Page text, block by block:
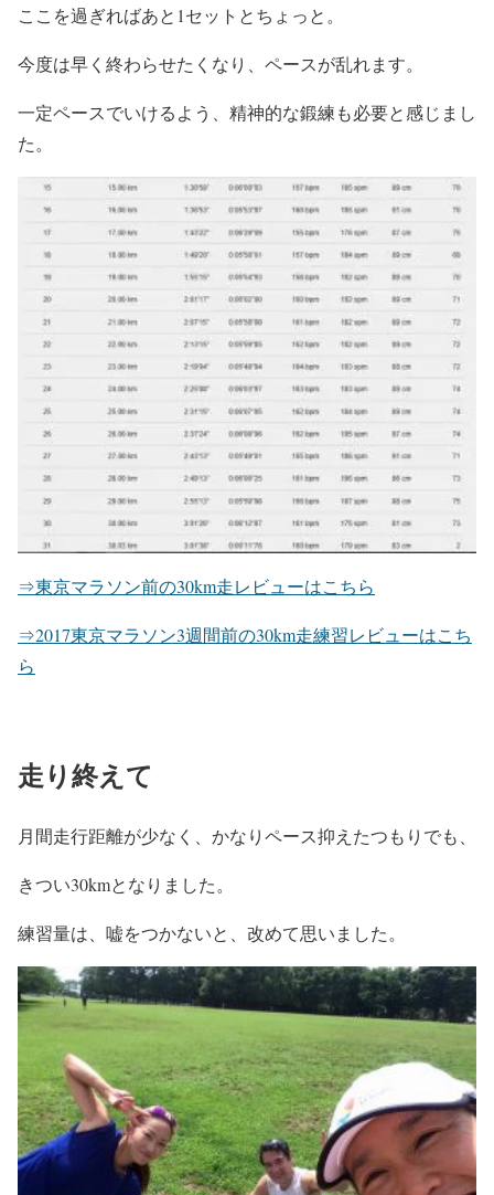
ここを過ぎればあと1セットとちょっと。
今度は早く終わらせたくなり、ペースが乱れます。
一定ペースでいけるよう、精神的な鍛練も必要と感じまし
た。
⇒東京マラソン前の30km走レビューはこちら
⇒2017東京マラソン3週間前の30km走練習レビューはこち
ら
走り終えて
月間走行距離が少なく、かなりペース抑えたつもりでも、
きつい30kmとなりました。
練習量は、嘘をつかないと、改めて思いました。